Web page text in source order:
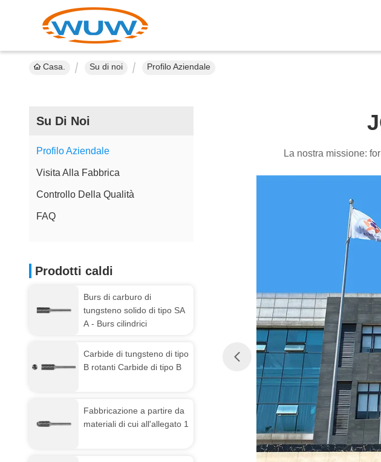
Casa. Su di noi Profilo Aziendale
Su Di Noi
Profilo Aziendale
Visita Alla Fabbrica
Controllo Della Qualità
FAQ
Prodotti caldi
Burs di carburo di
tungsteno solido di tipo SA
A - Burs cilindrici
Carbide di tungsteno di tipo
B rotanti Carbide di tipo B
Fabbricazione a partire da
materiali di cui all'allegato 1
La nostra missione: